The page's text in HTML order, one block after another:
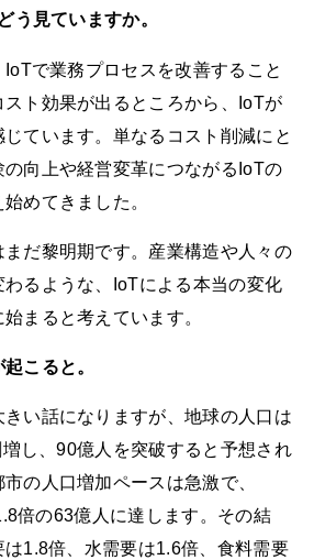
う見ていますか。
で業務プロセスを改善すること
ト効果が出るところから、IoTが
ています。単なるコスト削減にと
の向上や経営変革につながるIoTの
めてきました。
だ黎明期です。産業構造や人々の
るような、IoTによる本当の変化
まると考えています。
こると。
い話になりますが、地球の人口は
し、90億人を突破すると予想され
の人口増加ペースは急激で、
倍の63億人に達します。その結
1.8倍、水需要は1.6倍、食料需要